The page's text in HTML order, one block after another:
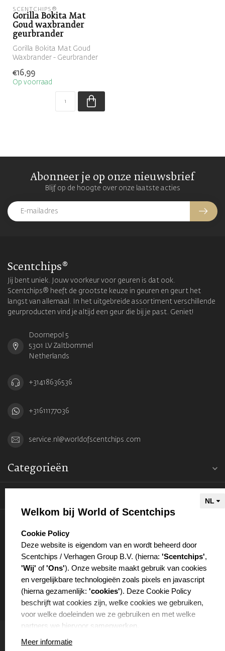
SCENTCHIPS®
Gorilla Bokita Mat
Goud waxbrander
geurbrander
Gorilla Bokita Mat Goud
Waxbrander - Geurbrander
€16,99
Op voorraad
Abonneer je op onze nieuwsbrief
Blijf op de hoogte over onze laatste acties
Scentchips®
Jij bent uniek. Jouw voorkeur voor geuren is dat ook.
Scentchips® heeft de grootste keuze in geuren en geurt het
langst van allemaal. In het uitgebreide assortiment verschillende
geurproducten vind je altijd een geur die bij je past. Geniet!
Doornepol 5
5301 LV Zaltbommel
Netherlands
+31418636536
+31611177036
service.nl@worldofscentchips.com
Categorieën
Welkom bij World of Scentchips
select language
Cookie Policy
Deze website is eigendom van en wordt beheerd door
Scentchips / Verhagen Group B.V. (hierna: 'Scentchips',
'Wij' of'Ons'). Onze website maakt gebruik van cookies
en vergelijkbare technologieën zoals pixels en javascript
(hierna gezamenlijk: 'cookies'). Deze Cookie Policy
beschrijft wat cookies zijn, welke cookies we gebruiken,
voor welke doeleinden we ze gebruiken en met welke
partners we hiervoor samenwerken.
Meer informatie